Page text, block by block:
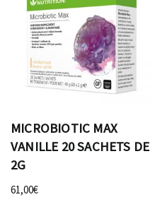
MICROBIOTIC MAX
VANILLE 20 SACHETS DE
2G
61,00€